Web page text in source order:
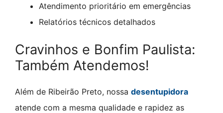
Atendimento prioritário em emergências
Relatórios técnicos detalhados
Cravinhos e Bonfim Paulista:
Também Atendemos!
Além de Ribeirão Preto, nossa desentupidora
atende com a mesma qualidade e rapidez as